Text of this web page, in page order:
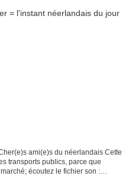
ami(e)s du néerlandais Cette
transports publics, parce que
écoutez le fichier son :